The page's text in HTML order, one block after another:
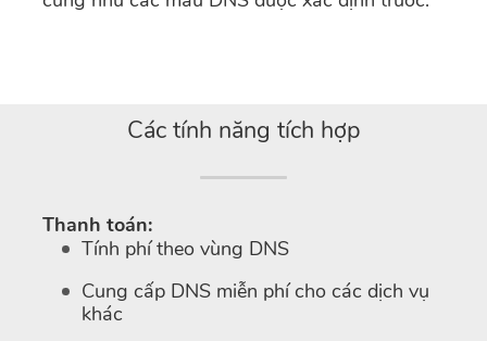
Các tính năng tích hợp
Thanh toán:
Tính phí theo vùng DNS
Cung cấp DNS miễn phí cho các dịch vụ
khác